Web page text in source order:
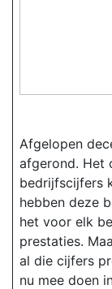
Afgelopen
afgerond. Het
bedrijfscijfers
hebben deze
het voor elk
prestaties.
al die cijfers
nu mee doen